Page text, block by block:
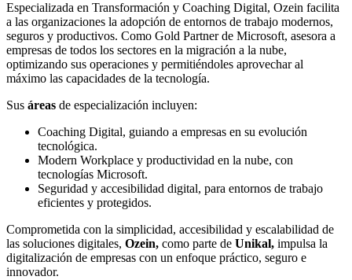
Especializada en Transformación y Coaching Digital, Ozein facilita
a las organizaciones la adopción de entornos de trabajo modernos,
seguros y productivos. Como Gold Partner de Microsoft, asesora a
empresas de todos los sectores en la migración a la nube,
optimizando sus operaciones y permitiéndoles aprovechar al
máximo las capacidades de la tecnología.
Sus áreas de especialización incluyen:
Coaching Digital, guiando a empresas en su evolución
tecnológica.
Modern Workplace y productividad en la nube, con
tecnologías Microsoft.
Seguridad y accesibilidad digital, para entornos de trabajo
eficientes y protegidos.
Comprometida con la simplicidad, accesibilidad y escalabilidad de
las soluciones digitales, Ozein, como parte de Unikal, impulsa la
digitalización de empresas con un enfoque práctico, seguro e
innovador.